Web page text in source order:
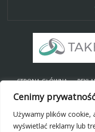
Cenimy
Używamy plików cookie,
wyświetlać reklamy lub
STRONA GŁÓWNA